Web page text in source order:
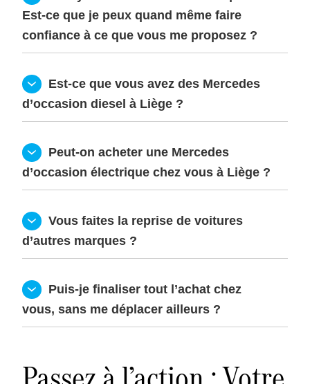
Est-ce que je peux quand même faire
confiance à ce que vous me proposez ?
Est-ce que vous avez des Mercedes
d’occasion diesel à Liège ?
Peut-on acheter une Mercedes
d’occasion électrique chez vous à Liège ?
Vous faites la reprise de voitures
d’autres marques ?
Puis-je finaliser tout l’achat chez
vous, sans me déplacer ailleurs ?